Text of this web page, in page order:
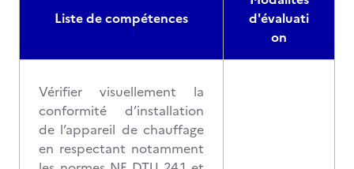
Liste de compétences
d'évaluati
on
Vérifier visuellement la
conformité d’installation
de l’appareil de chauffage
en respectant notamment